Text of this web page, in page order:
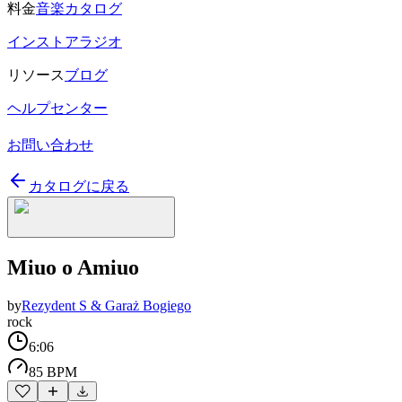
料金音楽カタログ
インストアラジオ
リソースブログ
ヘルプセンター
お問い合わせ
カタログに戻る
Miuo o Amiuo
byRezydent S & Garaż Bogiego
rock
6:06
85 BPM